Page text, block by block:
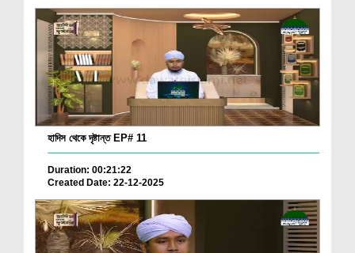
হাদিস থেকে দৃষ্টান্ত EP# 11
Duration: 00:21:22
Created Date: 22-12-2025